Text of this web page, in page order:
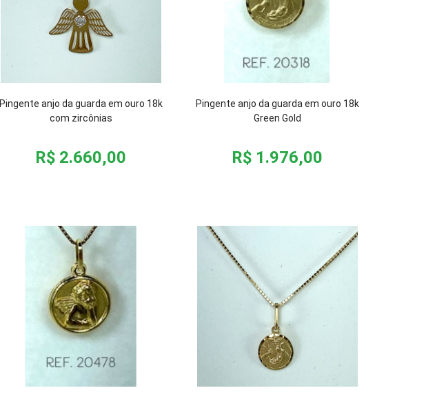
Pingente anjo da guarda em ouro 18k
com zircônias
R$ 2.660,00
Pingente anjo da guarda em ouro 18k
Green Gold
R$ 1.976,00